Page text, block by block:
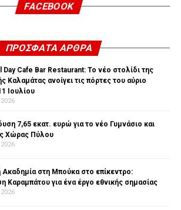
FACEBOOK
ΠΡΌΣΦΑΤΑ ΆΡΘΡΑ
Day Cafe Bar Restaurant: Το νέο στολίδι της
Καλαμάτας ανοίγει τις πόρτες του αύριο
Ιουλίου
7,65 εκατ. ευρώ για το νέο Γυμνάσιο και
Χώρας Πύλου
Ακαδημία στη Μπούκα στο επίκεντρο:
Καραμπάτου για ένα έργο εθνικής σημασίας